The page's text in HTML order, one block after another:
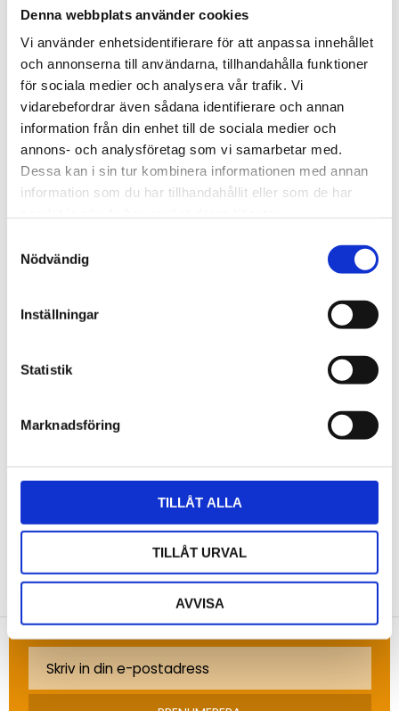
Denna webbplats använder cookies
Vi använder enhetsidentifierare för att anpassa innehållet
och annonserna till användarna, tillhandahålla funktioner
för sociala medier och analysera vår trafik. Vi
vidarebefordrar även sådana identifierare och annan
information från din enhet till de sociala medier och
annons- och analysföretag som vi samarbetar med.
Dessa kan i sin tur kombinera informationen med annan
information som du har tillhandahållit eller som de har
Nödvändig
Inställningar
Statistik
Marknadsföring
TILLÅT ALLA
TILLÅT URVAL
AVVISA
Kapslingsklass: IP67
Med ELKA-kontakt.
Givarna är huvudsakligen avsedda för mätning av
temperatur i rökgaser från värmepannor, eldstäder och
ångpannor. Givarna är avsedda för användning i
kemiskt icke aggressiv miljö.
STÄLL EN FRÅGA OM PRODUKTEN
Bli den första att lämna ett omdöme.
NYHETSBREV
Anmäl dig till vårt nyhetsbrev och ta del av de
senaste nyheterna!